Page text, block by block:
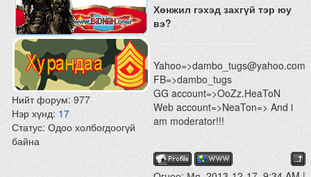
Нийт форум:977
Нэр хүнд:17
Статус:Одоо холбогдоогүй
байна
Хөнжил гэхэд захгүй тэр юу
вэ?
Yahoo=>dambo_tugs@yahoo.com
FB=>dambo_tugs
GG account=>OoZz.HeaToN
Web account=>NeaTon=> And i
am moderator!!!